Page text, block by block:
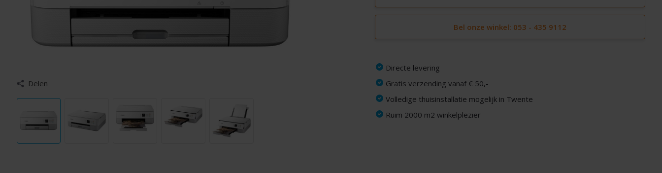
Delen
Bel onze winkel: 053 - 435 9112
Directe levering
Gratis verzending vanaf € 50,-
Volledige thuisinstallatie mogelijk in Twente
Ruim 2000 m2 winkelplezier